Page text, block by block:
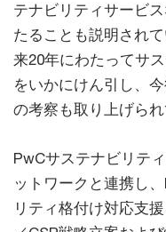
テナビリティサービ
たることも説明され
来20年にわたってサ
をいかにけん引し、
の考察も取り上げられ
PwCサステナビリテ
ットワークと連携し
リティ格付け対応支